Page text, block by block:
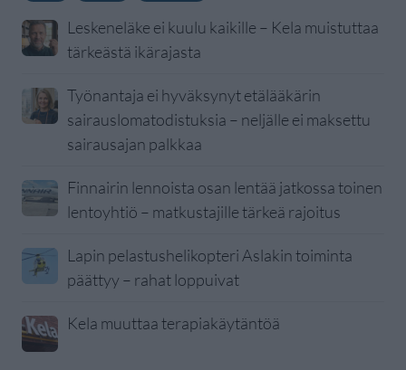
Leskeneläke ei kuulu kaikille – Kela muistuttaa
tärkeästä ikärajasta
Työnantaja ei hyväksynyt etälääkärin
sairauslomatodistuksia – neljälle ei maksettu
sairausajan palkkaa
Finnairin lennoista osan lentää jatkossa toinen
lentoyhtiö – matkustajille tärkeä rajoitus
Lapin pelastushelikopteri Aslakin toiminta
päättyy – rahat loppuivat
Kela muuttaa terapiakäytäntöä